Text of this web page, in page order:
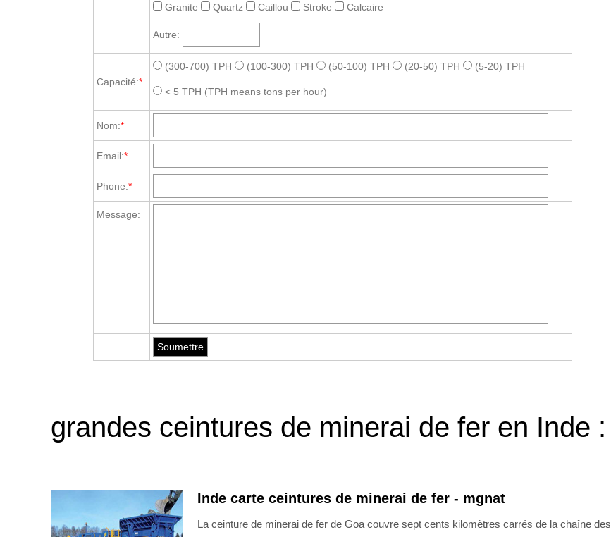
Granite Quartz Caillou Stroke Calcaire
Autre:
Capacité:*
(300-700) TPH (100-300) TPH (50-100) TPH (20-50) TPH (5-20) TPH
< 5 TPH (TPH means tons per hour)
Nom:*
Email:*
Phone:*
Message:
grandes ceintures de minerai de fer en Inde :
Inde carte ceintures de minerai de fer - mgnat
La ceinture de minerai de fer de Goa couvre sept cents kilomètres carrés de la chaîne des